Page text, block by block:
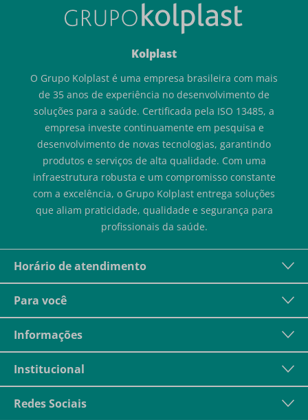
Kolplast
O Grupo Kolplast é uma empresa brasileira com mais
de 35 anos de experiência no desenvolvimento de
soluções para a saúde. Certificada pela ISO 13485, a
empresa investe continuamente em pesquisa e
desenvolvimento de novas tecnologias, garantindo
produtos e serviços de alta qualidade. Com uma
infraestrutura robusta e um compromisso constante
com a excelência, o Grupo Kolplast entrega soluções
que aliam praticidade, qualidade e segurança para
profissionais da saúde.
Horário de atendimento
Para você
Informações
Institucional
Redes Sociais